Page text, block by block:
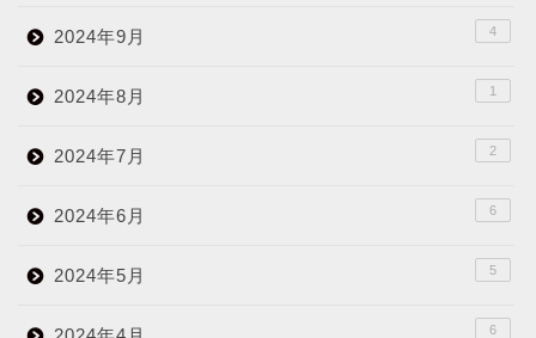
2024年9月 4
2024年8月 1
2024年7月 2
2024年6月 6
2024年5月 5
6